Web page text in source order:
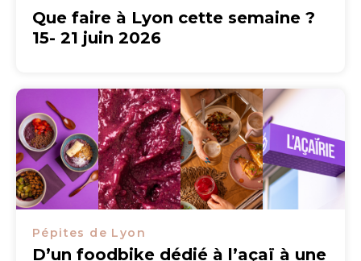
Que faire à Lyon cette semaine ?
15- 21 juin 2026
Pépites de Lyon
D’un foodbike dédié à l’açaï à une